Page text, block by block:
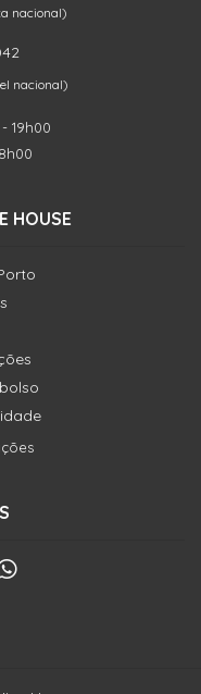
nacional)
nacional)
19h00
HOUSE